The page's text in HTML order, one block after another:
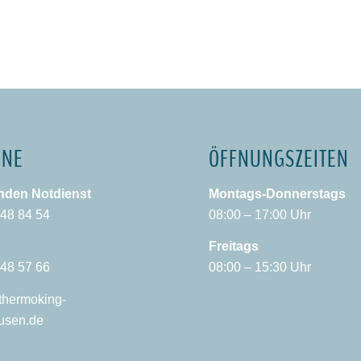
Notdienst
84 54
57 66
ÖFFNUNGSZEITEN
Montags-Donnerstags
08:00 – 17:00 Uhr
Freitags
08:00 – 15:30 Uhr